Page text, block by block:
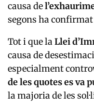
causa de
segons ha
Tot i que laLlei
causa de
especialment
de les quotes es va
la majoria de les